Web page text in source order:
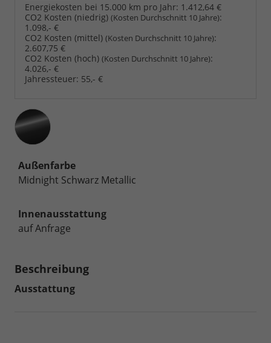
Energiekosten bei 15.000 km pro Jahr: 1.412,64 €
CO2 Kosten (niedrig) (Kosten Durchschnitt 10 Jahre):
1.098,- €
CO2 Kosten (mittel) (Kosten Durchschnitt 10 Jahre):
2.607,75 €
CO2 Kosten (hoch) (Kosten Durchschnitt 10 Jahre):
4.026,- €
Jahressteuer: 55,- €
Außenfarbe
Midnight Schwarz Metallic
Innenausstattung
auf Anfrage
Beschreibung
Ausstattung